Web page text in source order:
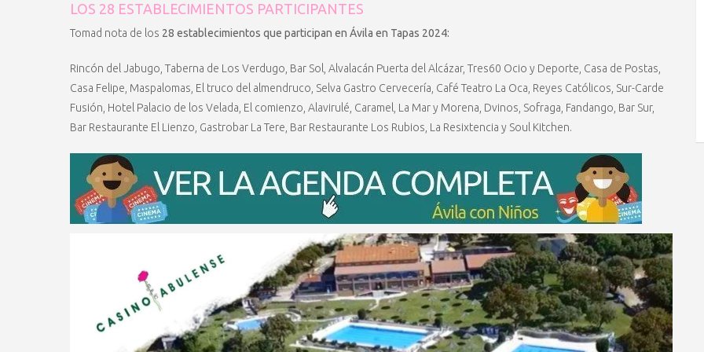
LOS 28 ESTABLECIMIENTOS PARTICIPANTES
Tomad nota de los 28 establecimientos que participan en Ávila en Tapas 2024:
Rincón del Jabugo, Taberna de Los Verdugo, Bar Sol, Alvalacán Puerta del Alcázar, Tres60 Ocio y Deporte, Casa de Postas,
Casa Felipe, Maspalomas, El truco del almendruco, Selva Gastro Cervecería, Café Teatro La Oca, Reyes Católicos, Sur-Carde
Fusión, Hotel Palacio de los Velada, El comienzo, Alavirulé, Caramel, La Mar y Morena, Dvinos, Sofraga, Fandango, Bar Sur,
Bar Restaurante El Lienzo, Gastrobar La Tere, Bar Restaurante Los Rubios, La Resixtencia y Soul Kitchen.